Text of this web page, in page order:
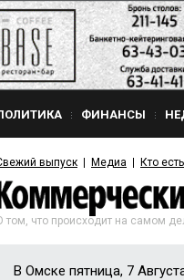
ФИНАНСЫ
выпуск Медиа Кто
том, что происходит на самом
В Омске пятница, 7